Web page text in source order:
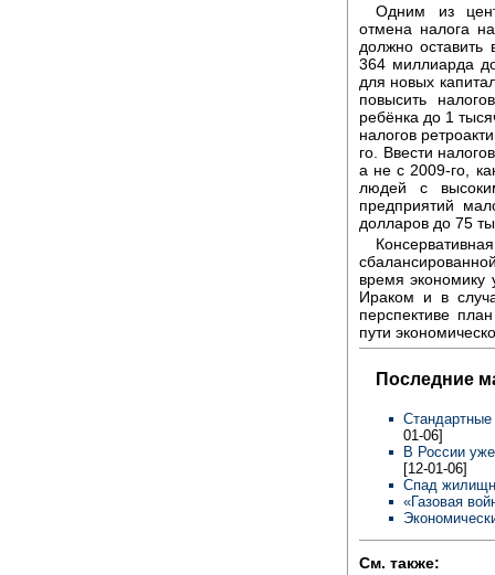
Одним из
отмена налога
должно оставить
364 миллиарда
для новых
повысить
ребёнка до 1
налогов
го. Ввести
а не с 2009-го,
людей с
предприятий
долларов до 75
время экономику
Ираком и в
перспективе
пути
Последние
01-06]
В России
[12-01-06]
Спад
«Газовая
См. также: